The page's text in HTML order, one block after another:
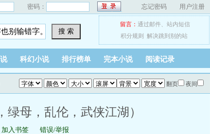
密码： 忘记密码 用户注册
搜 索
留言： 通过邮件、 站内短信
积分规则
解决跳到别的站
科幻小说 排行榜单 完本小说 阅读记录
翻页 夜间
绿母，乱伦，武侠江湖）
加入书签 错误/举报